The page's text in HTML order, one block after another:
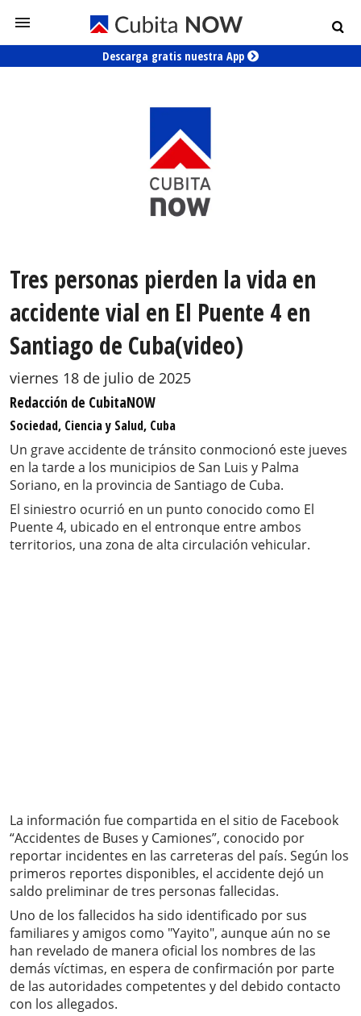
Descarga gratis nuestra App
Tres personas pierden la vida en
accidente vial en El Puente 4 en
Santiago de Cuba(video)
viernes 18 de julio de 2025
Redacción de CubitaNOW
Sociedad, Ciencia y Salud, Cuba
Un grave accidente de tránsito conmocionó este jueves
en la tarde a los municipios de San Luis y Palma
Soriano, en la provincia de Santiago de Cuba.
El siniestro ocurrió en un punto conocido como El
Puente 4, ubicado en el entronque entre ambos
territorios, una zona de alta circulación vehicular.
La información fue compartida en el sitio de Facebook
“Accidentes de Buses y Camiones”, conocido por
reportar incidentes en las carreteras del país. Según los
primeros reportes disponibles, el accidente dejó un
saldo preliminar de tres personas fallecidas.
Uno de los fallecidos ha sido identificado por sus
familiares y amigos como "Yayito", aunque aún no se
han revelado de manera oficial los nombres de las
demás víctimas, en espera de confirmación por parte
de las autoridades competentes y del debido contacto
con los allegados.